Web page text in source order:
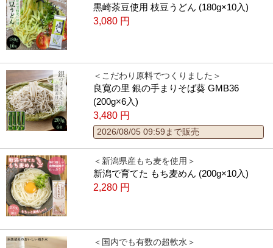
黒崎茶豆使用 枝豆うどん (180g×10入)
3,080 円
＜こだわり原料でつくりました＞
良寛の里 銀の手まりそば葵 GMB36
(200g×6入)
3,480 円
2026/08/05 09:59まで販売
＜新潟県産もち麦を使用＞
新潟で育てた もち麦めん (200g×10入)
2,280 円
＜国内でも有数の超軟水＞